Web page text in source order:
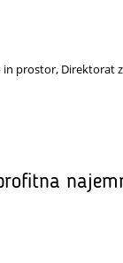
prostor, Direktorat